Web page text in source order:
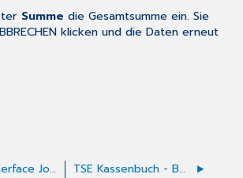
Summe die Gesamtsumme ein. Sie
klicken und die Daten erneut
Activate Interface Job Schedules for CGM APRIMA Statement Transmission TSE Kassenbuch - Bon mit dem Patientennamen versehen